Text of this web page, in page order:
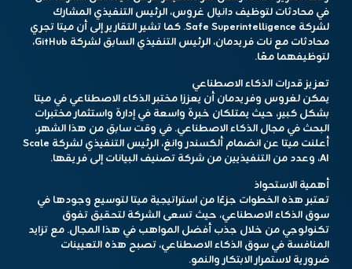
في محادثات لتوظيف دانيال غروس، الرئيس التنفيذي المشارك
لشركة Safe Superintelligence. كما تشير التقارير إلى أن ميتا تجري
محادثات مع نات فريدمان، الرئيس التنفيذي السابق لشركة GitHub،
لتوظيفهما معًا.
تعزيز قدرات الذكاء الاصطناعي
يمكن لغروس وفريدمان أن يعززا مختبر الذكاء الاصطناعي في ميتا
بشكل كبير، حيث يمتلكان خبرة واسعة في إدارة واستثمار مختبرات
البحث في مجال الذكاء الاصطناعي. في وقت سابق من هذا الشهر،
أعلنت ميتا عن انضمام ألكسندر وانغ، الرئيس التنفيذي لشركة Scale
AI، وعدد من التنفيذيين من شركة تصنيف البيانات إلى فريقها.
أهمية الاستحواذ
تعتبر هذه الخطوات جزءًا من استراتيجية ميتا لتوسيع وجودها في
سوق الذكاء الاصطناعي، حيث تسعى الشركة لتحقيق تفوق
تكنولوجي من خلال جذب أفضل المواهب في هذا المجال. مع تزايد
المنافسة في سوق الذكاء الاصطناعي، تصبح هذه التعيينات
ضرورية لاستمرار الابتكار والنمو.